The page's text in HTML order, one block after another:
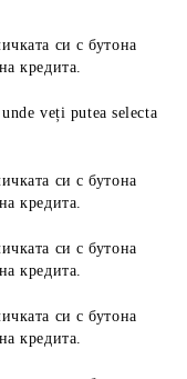
си с бутона
кредита.
veți putea selecta
си с бутона
кредита.
си с бутона
кредита.
си с бутона
кредита.